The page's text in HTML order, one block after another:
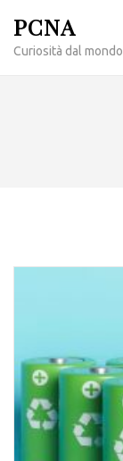
contenuto
PCNA
Curiosità dal mondo